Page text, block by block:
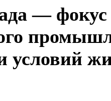
— фокус
условий